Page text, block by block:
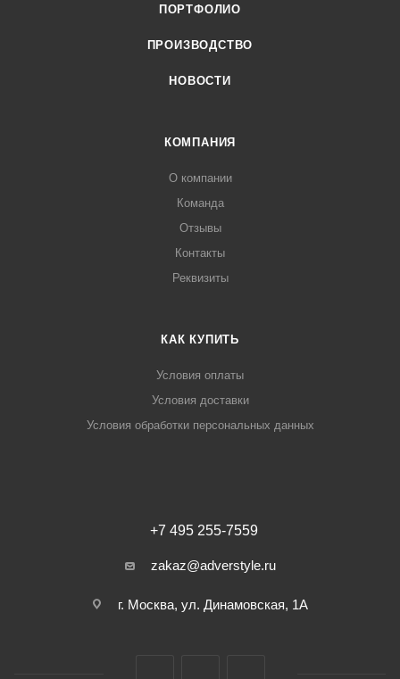
ПОРТФОЛИО
ПРОИЗВОДСТВО
НОВОСТИ
КОМПАНИЯ
О компании
Команда
Отзывы
Контакты
Реквизиты
КАК КУПИТЬ
Условия оплаты
Условия доставки
Условия обработки персональных данных
+7 495 255-7559
zakaz@adverstyle.ru
г. Москва, ул. Динамовская, 1А